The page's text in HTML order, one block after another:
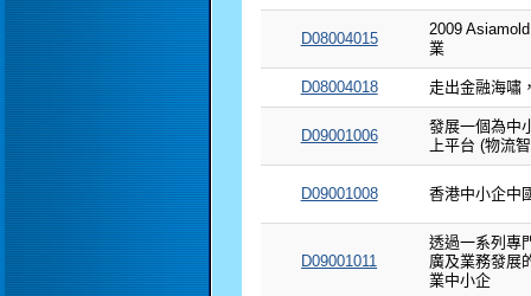
D08004015
2009
業
D08004018 走出金融海嘯
D09001006
發展一個為中
上平台 (物流
D09001008 香港中小企中
D09001011
透過一系列專
廣及業務發展
業中小企